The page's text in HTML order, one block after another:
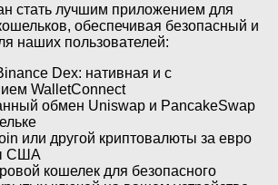
стать лучшим приложением для
обеспечивая безопасный и
наших пользователей:
Dex: нативная и с
WalletConnect
обмен Uniswap и PancakeSwap
или другой криптовалюты за евро
США
кошелек для безопасного